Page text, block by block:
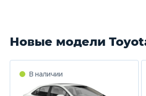
Новые модели